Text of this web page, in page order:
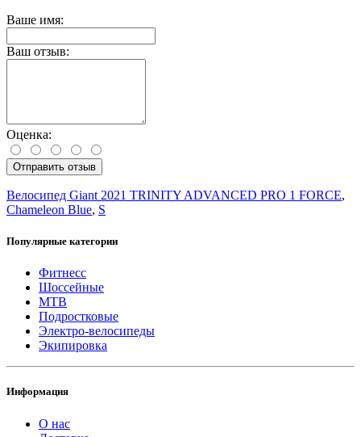
Ваше имя:
Ваш отзыв:
Оценка:
Отправить отзыв
Велосипед Giant 2021 TRINITY ADVANCED PRO 1 FORCE,
Chameleon Blue, S
Популярные категории
Фитнесс
Шоссейные
MTB
Подростковые
Электро-велосипеды
Экипировка
Информация
О нас